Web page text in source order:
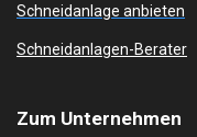
Schneidanlage anbieten
Schneidanlagen-Berater
Zum Unternehmen